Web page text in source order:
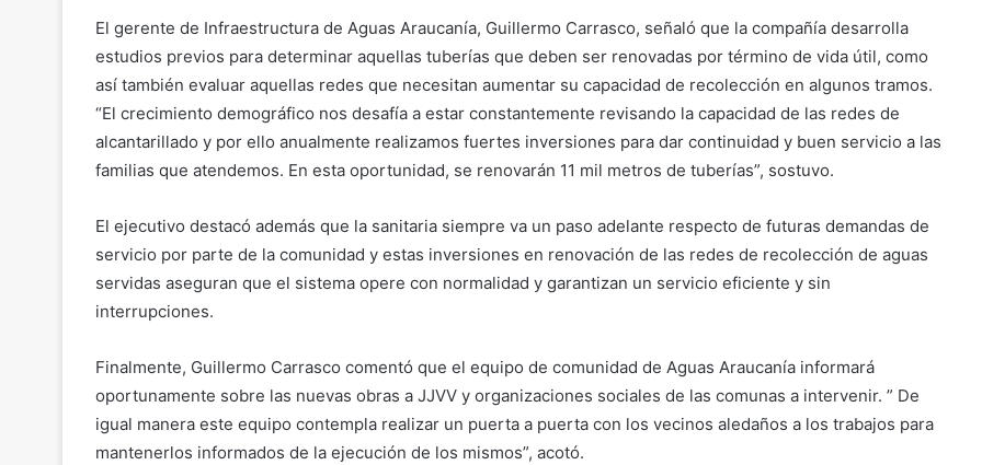
El gerente de Infraestructura de Aguas Araucanía, Guillermo Carrasco, señaló que la compañía desarrolla
estudios previos para determinar aquellas tuberías que deben ser renovadas por término de vida útil, como
así también evaluar aquellas redes que necesitan aumentar su capacidad de recolección en algunos tramos.
“El crecimiento demográfico nos desafía a estar constantemente revisando la capacidad de las redes de
alcantarillado y por ello anualmente realizamos fuertes inversiones para dar continuidad y buen servicio a las
familias que atendemos. En esta oportunidad, se renovarán 11 mil metros de tuberías”, sostuvo.
El ejecutivo destacó además que la sanitaria siempre va un paso adelante respecto de futuras demandas de
servicio por parte de la comunidad y estas inversiones en renovación de las redes de recolección de aguas
servidas aseguran que el sistema opere con normalidad y garantizan un servicio eficiente y sin
interrupciones.
Finalmente, Guillermo Carrasco comentó que el equipo de comunidad de Aguas Araucanía informará
oportunamente sobre las nuevas obras a JJVV y organizaciones sociales de las comunas a intervenir. ” De
igual manera este equipo contempla realizar un puerta a puerta con los vecinos aledaños a los trabajos para
mantenerlos informados de la ejecución de los mismos”, acotó.